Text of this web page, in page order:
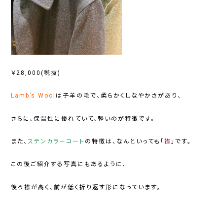
￥28,000(税抜)
Lamb’s Wool は子羊の毛で、柔らかくしなやかさがあり、
さらに、保温性に優れていて、軽いのが特徴です。
また、ステンカラーコート の特徴は、なんといっても「襟 」です。
この後ご紹介する写真にもあるように、
後ろ襟が高く、前が低く折り返す形になっています。